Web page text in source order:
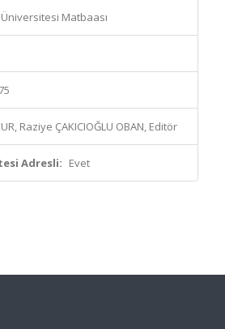
Matbaası
Raziye ÇAKICIOĞLU OBAN, Editör
Adresli: Evet